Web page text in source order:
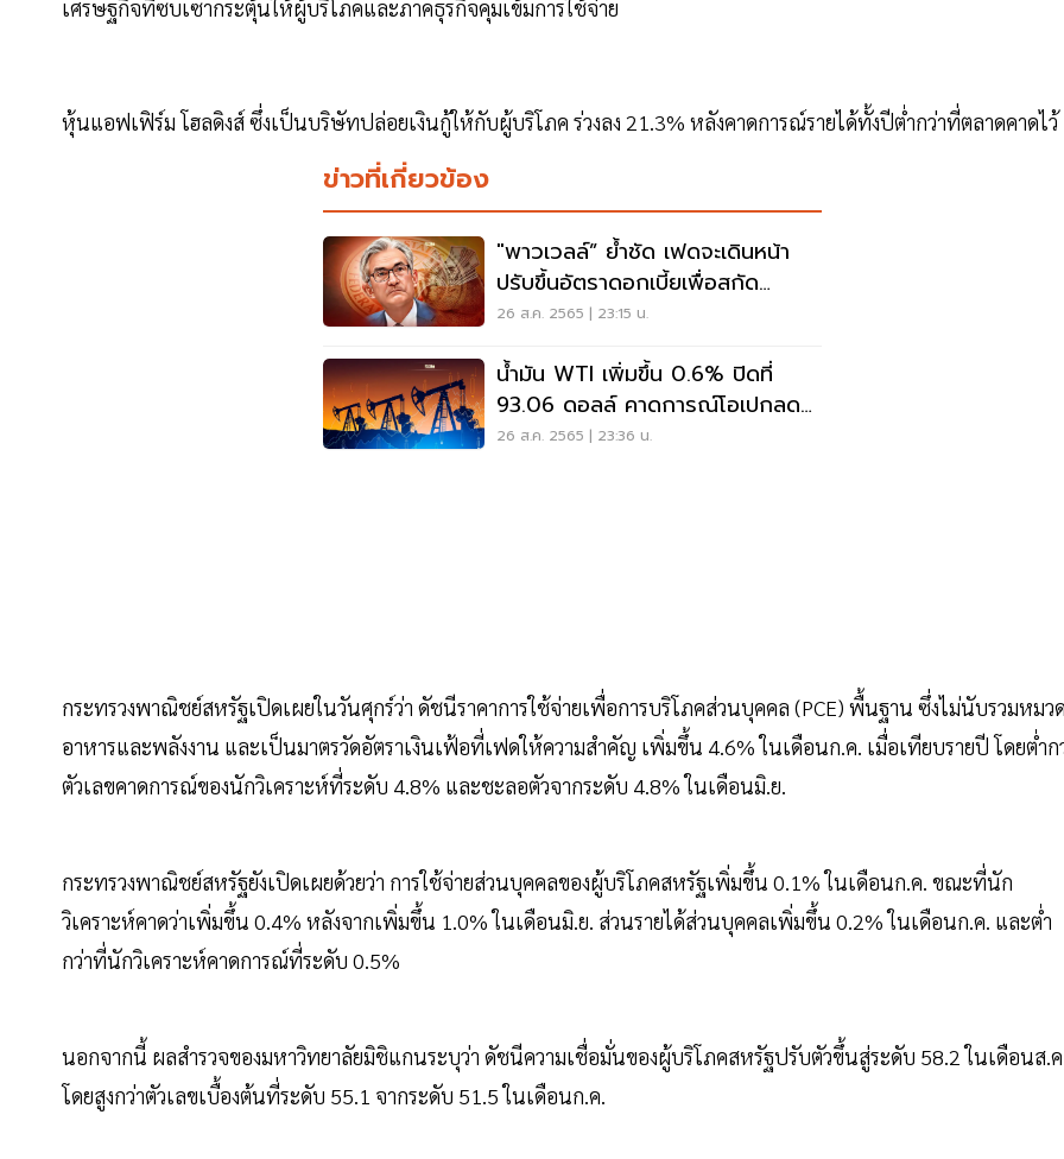
เศรษฐกิจที่ซบเซากระตุ้นให้ผู้บริโภคและภาคธุรกิจคุมเข้มการใช้จ่าย
หุ้นแอฟเฟิร์ม โฮลดิงส์ ซึ่งเป็นบริษัทปล่อยเงินกู้ให้กับผู้บริโภค ร่วงลง 21.3% หลังคาดการณ์รายได้ทั้งปีต่ำกว่าที่ตลาดคาดไว้
ข่าวที่เกี่ยวข้อง
"พาวเวลล์” ย้ำชัด เฟดจะเดินหน้า
ปรับขึ้นอัตราดอกเบี้ยเพื่อสกัด
เงินเฟ้อ
26 ส.ค. 2565 | 23:15 น.
น้ำมัน WTI เพิ่มขึ้น 0.6% ปิดที่
93.06 ดอลล์ คาดการณ์โอเปกลด
การผลิต
26 ส.ค. 2565 | 23:36 น.
กระทรวงพาณิชย์สหรัฐเปิดเผยในวันศุกร์ว่า ดัชนีราคาการใช้จ่ายเพื่อการบริโภคส่วนบุคคล (PCE) พื้นฐาน ซึ่งไม่นับรวมหมว
อาหารและพลังงาน และเป็นมาตรวัดอัตราเงินเฟ้อที่เฟดให้ความสำคัญ เพิ่มขึ้น 4.6% ในเดือนก.ค. เมื่อเทียบรายปี โดยต่ำก
ตัวเลขคาดการณ์ของนักวิเคราะห์ที่ระดับ 4.8% และชะลอตัวจากระดับ 4.8% ในเดือนมิ.ย.
กระทรวงพาณิชย์สหรัฐยังเปิดเผยด้วยว่า การใช้จ่ายส่วนบุคคลของผู้บริโภคสหรัฐเพิ่มขึ้น 0.1% ในเดือนก.ค. ขณะที่นัก
วิเคราะห์คาดว่าเพิ่มขึ้น 0.4% หลังจากเพิ่มขึ้น 1.0% ในเดือนมิ.ย. ส่วนรายได้ส่วนบุคคลเพิ่มขึ้น 0.2% ในเดือนก.ค. และต่ำ
กว่าที่นักวิเคราะห์คาดการณ์ที่ระดับ 0.5%
นอกจากนี้ ผลสำรวจของมหาวิทยาลัยมิชิแกนระบุว่า ดัชนีความเชื่อมั่นของผู้บริโภคสหรัฐปรับตัวขึ้นสู่ระดับ 58.2 ในเดือนส.
โดยสูงกว่าตัวเลขเบื้องต้นที่ระดับ 55.1 จากระดับ 51.5 ในเดือนก.ค.